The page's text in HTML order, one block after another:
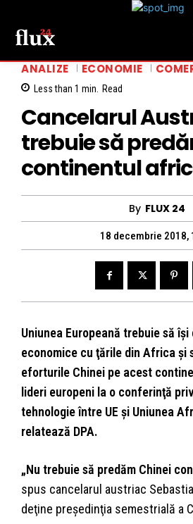
ANALIZE ECONOMIE
Less than 1 min. Read
Cancelarul
trebuie să
continentul
By FLUX 24
18 decembrie 2018,
Uniunea Europeană trebuie să
economice cu ţările din Africa şi
eforturile Chinei pe acest
lideri europeni la o conferinţă
tehnologie între UE şi Uniunea
relatează DPA.
„Nu trebuie să predăm Chinei
spus cancelarul austriac
deţine preşedinţia semestrială a